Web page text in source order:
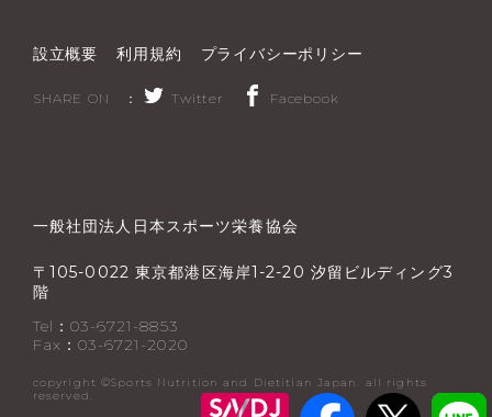
設立概要 利用規約 プライバシーポリシー
SHARE ON ： Twitter Facebook
一般社団法人日本スポーツ栄養協会
〒 105-0022 東京都港区海岸1-2-20 汐留ビルディング3
階
Tel：03-6721-8853
Fax：03-6721-2020
copyright ©︎Sports Nutrition and Dietitian Japan. all rights
reserved.